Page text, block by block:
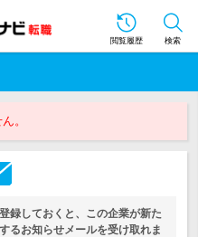
閲覧履歴 検索
。
録しておくと、この企業が新た
るお知らせメールを受け取れま